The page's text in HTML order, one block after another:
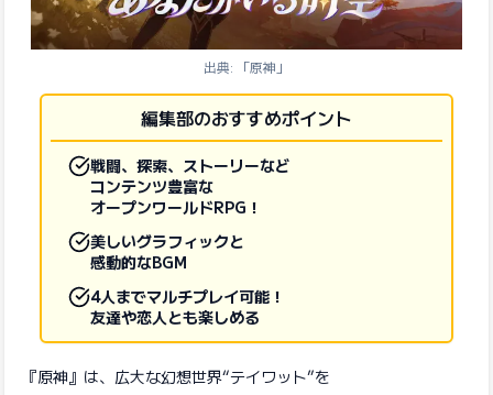
出典: 「原神」
編集部のおすすめポイント
戦闘、探索、ストーリーなど
コンテンツ豊富な
オープンワールドRPG！
美しいグラフィックと
感動的なBGM
4人までマルチプレイ可能！
友達や恋人とも楽しめる
『原神』は、広大な幻想世界“テイワット”を